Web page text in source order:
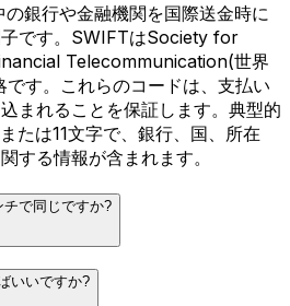
銀行や金融機関を国際送金時に
です。SWIFTはSociety for
Telecommunication(世界
す。これらのコードは、支払い
まれることを保証します。典型的
たは11文字で、銀行、国、所在
する情報が含まれます。
で同じですか?
いいですか?